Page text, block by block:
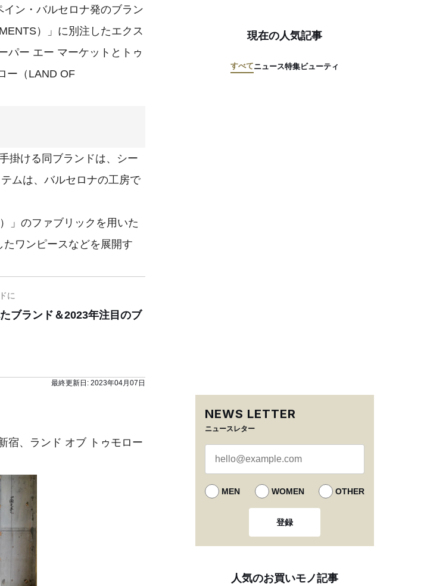
ン・バルセロナ発のブラン
）」に別注したエクス
パー エー マーケットとトゥ
ー（LAND OF
掛ける同ブランドは、シー
ムは、バルセロナの工房で
」のファブリックを用いた
ワンピースなどを展開す
に
ブランド＆2023年注目のブ
最終更新日: 2023年04月07日
宿、ランド オブ トゥモロー
現在の人気記事
すべてニュース特集ビューティ
NEWS LETTER
ニュースレター
MEN WOMEN OTHER
登録
人気のお買いモノ記事